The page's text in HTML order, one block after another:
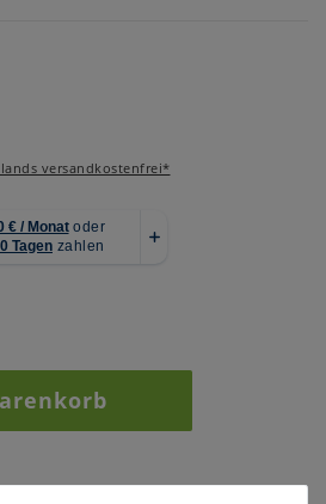
versandkostenfrei*